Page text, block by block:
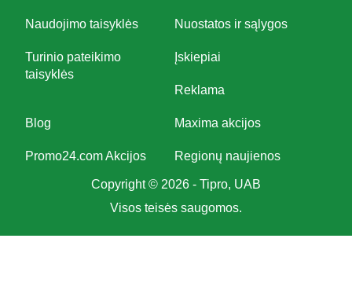
Naudojimo taisyklės Nuostatos ir sąlygos
Turinio pateikimo
taisyklės
Įskiepiai
Reklama
Blog Maxima akcijos
Promo24.com Akcijos Regionų naujienos
Copyright © 2026 - Tipro, UAB
Visos teisės saugomos.